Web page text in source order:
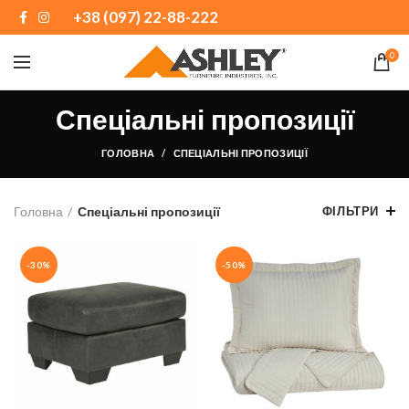
+38 (097) 22-88-222
0
Спеціальні пропозиції
ГОЛОВНА СПЕЦІАЛЬНІ ПРОПОЗИЦІЇ
Головна Спеціальні пропозиції ФІЛЬТРИ
-30% -50%